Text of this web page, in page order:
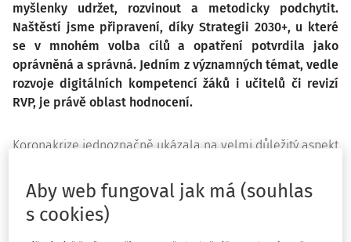
myšlenky udržet, rozvinout a metodicky podchytit.
Naštěstí jsme připravení, díky Strategii 2030+, u které
se v mnohém volba cílů a opatření potvrdila jako
oprávněná a správná. Jedním z významných témat, vedle
rozvoje digitálních kompetencí žáků i učitelů či revizí
RVP, je právě oblast hodnocení.
Koronakrize jednoznačně ukázala na velmi důležitý aspekt
vzdělávací autonomie a výchova k zodpovědnosti
sebe samého. A také na
důležitost spolupráce rodiny a
školy. Během pandemie se zlepšila komunikace a sdílení
Aby web fungoval jak má (souhlas
s cookies)